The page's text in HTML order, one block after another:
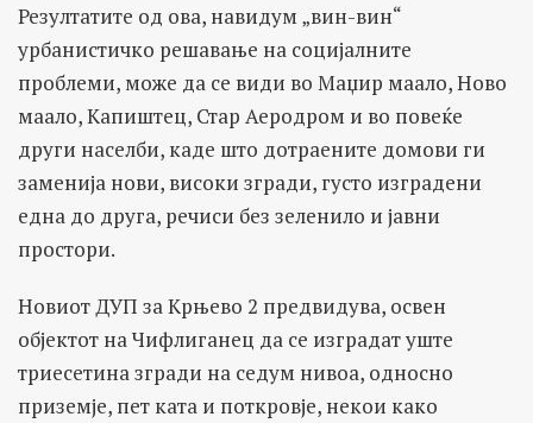
Резултатите од ова, навидум „вин-вин“
урбанистичко решавање на социјалните
проблеми, може да се види во Маџир маало, Ново
маало, Капиштец, Стар Аеродром и во повеќе
други населби, каде што дотраените домови ги
заменија нови, високи згради, густо изградени
една до друга, речиси без зеленило и јавни
простори.
Новиот ДУП за Крњево 2 предвидува, освен
објектот на Чифлиганец да се изградат уште
триесетина згради на седум нивоа, односно
приземје, пет ката и поткровје, некои како